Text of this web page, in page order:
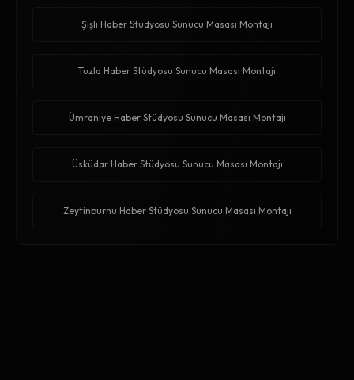
Şişli Haber Stüdyosu Sunucu Masası Montajı
Tuzla Haber Stüdyosu Sunucu Masası Montajı
Ümraniye Haber Stüdyosu Sunucu Masası Montajı
Üsküdar Haber Stüdyosu Sunucu Masası Montajı
Zeytinburnu Haber Stüdyosu Sunucu Masası Montajı